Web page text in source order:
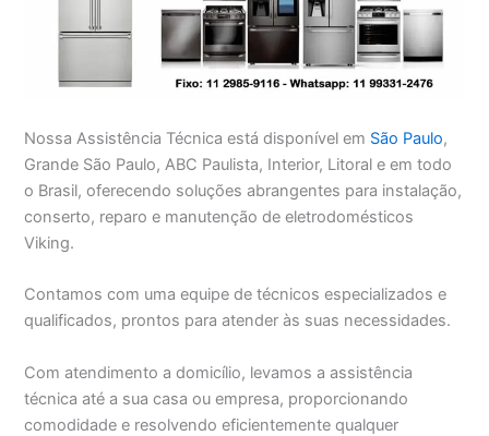
Nossa Assistência Técnica está disponível em São Paulo,
Grande São Paulo, ABC Paulista, Interior, Litoral e em todo
o Brasil, oferecendo soluções abrangentes para instalação,
conserto, reparo e manutenção de eletrodomésticos
Viking.
Contamos com uma equipe de técnicos especializados e
qualificados, prontos para atender às suas necessidades.
Com atendimento a domicílio, levamos a assistência
técnica até a sua casa ou empresa, proporcionando
comodidade e resolvendo eficientemente qualquer